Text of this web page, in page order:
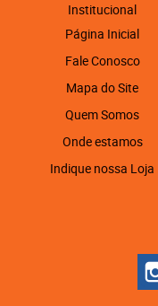
Institucional
Página Inicial
Fale Conosco
Mapa do Site
Quem Somos
Onde estamos
Indique nossa Loja